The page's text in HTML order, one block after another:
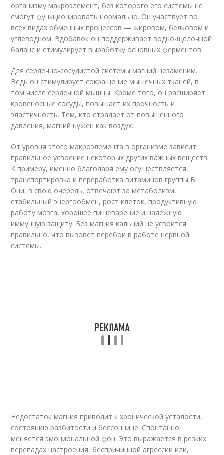
организму макроэлемент, без которого его системы не
смогут функционировать нормально. Он участвует во
всех видах обменных процессов — жировом, белковом и
углеводном. Вдобавок он поддерживает водно-щелочной
баланс и стимулирует выработку основных ферментов.
Для сердечно-сосудистой системы магний незаменим.
Ведь он стимулирует сокращение мышечных тканей, в
том числе сердечной мышцы. Кроме того, он расширяет
кровеносные сосуды, повышает их прочность и
эластичность. Тем, кто страдает от повышенного
давления, магний нужен как воздух.
От уровня этого макроэлемента в организме зависит
правильное усвоение некоторых других важных веществ.
К примеру, именно благодаря ему осуществляется
транспортировка и переработка витаминов группы B.
Они, в свою очередь, отвечают за метаболизм,
стабильный энергообмен, рост клеток, продуктивную
работу мозга, хорошее пищеварение и надежную
иммунную защиту. Без магния кальций не усвоится
правильно, что вызовет перебои в работе нервной
системы.
Недостаток магния приводит к хронической усталости,
состоянию разбитости и бессоннице. Спонтанно
меняется эмоциональной фон. Это выражается в резких
перепадах настроения, беспричинной агрессии или,